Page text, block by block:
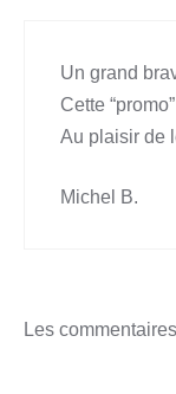
Un grand
Cette
Au plaisir de
Michel B.
Les